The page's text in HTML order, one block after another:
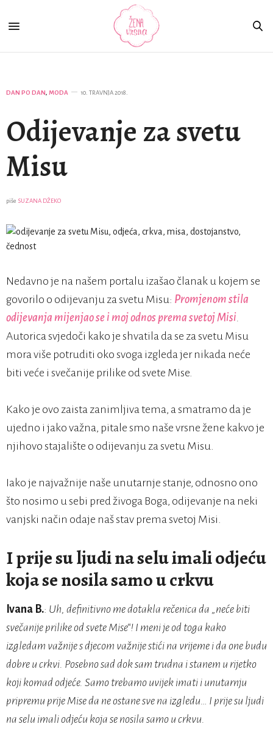
DAN PO DAN, MODA 10. TRAVNJA 2018.
Odijevanje za svetu
Misu
piše SUZANA DŽEKO
Nedavno je na našem portalu izašao članak u kojem se
govorilo o odijevanju za svetu Misu: Promjenom stila
odijevanja mijenjao se i moj odnos prema svetoj Misi.
Autorica svjedoči kako je shvatila da se za svetu Misu
mora više potruditi oko svoga izgleda jer nikada neće
biti veće i svečanije prilike od svete Mise.
Kako je ovo zaista zanimljiva tema, a smatramo da je
ujedno i jako važna, pitale smo naše vrsne žene kakvo je
njihovo stajalište o odijevanju za svetu Misu.
Iako je najvažnije naše unutarnje stanje, odnosno ono
što nosimo u sebi pred živoga Boga, odijevanje na neki
vanjski način odaje naš stav prema svetoj Misi.
I prije su ljudi na selu imali odjeću
koja se nosila samo u crkvu
Ivana B.: Uh, definitivno me dotakla rečenica da „neće biti
svečanije prilike od svete Mise“! I meni je od toga kako
izgledam važnije s djecom važnije stići na vrijeme i da one budu
dobre u crkvi. Posebno sad dok sam trudna i stanem u rijetko
koji komad odjeće. Samo trebamo uvijek imati i unutarnju
pripremu prije Mise da ne ostane sve na izgledu… I prije su ljudi
na selu imali odjeću koja se nosila samo u crkvu.